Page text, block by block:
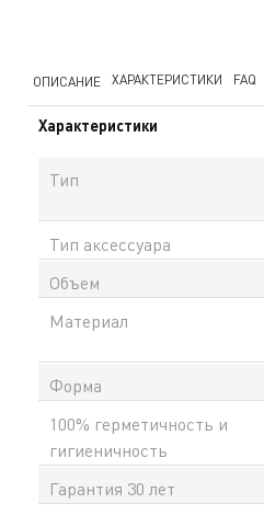
ОПИСАНИЕ ХАРАКТЕРИСТИКИ FAQ
Характеристики
Тип
Тип аксессуара
Объем
Материал
Форма
100% герметичность и
гигиеничность
Гарантия 30 лет